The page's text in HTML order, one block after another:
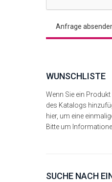
WUNSCHLISTE
Wenn Sie ein
des Katalogs
hier, um eine
Bitte um
SUCHE NACH